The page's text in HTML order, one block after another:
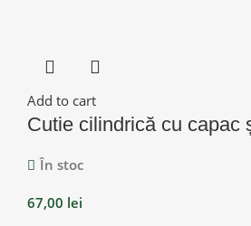
Add to cart
Cutie cilindrică cu capac
În stoc
67,00 lei